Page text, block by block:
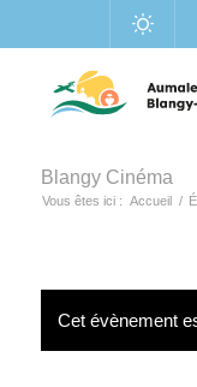
Blangy Cinéma
Vous êtes ici : Accueil /
Cet évènement